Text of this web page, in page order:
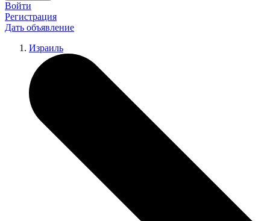
Войти
Регистрация
Дать объявление
Израиль